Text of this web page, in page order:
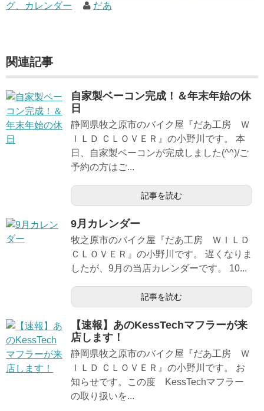
グ、カレンダー
だあ
関連記事
自家製ベーコン完成！＆年末年始の休
日
静岡県牧之原市のバイク屋『だあ工房 Ｗ
ＩＬＤ ＣＬＯＶＥＲ』の小野川です。 本
日、自家製ベーコンが完成しました(^^)/ご
予約の方はご...
記事を読む
9月カレンダー
牧之原市のバイク屋『だあ工房 ＷＩＬＤ
ＣＬＯＶＥＲ』の小野川です。 遅くなりま
したが、9月の当店カレンダーです。 10...
記事を読む
【速報】あのKessTechマフラーが来
店します！
静岡県牧之原市のバイク屋『だあ工房 Ｗ
ＩＬＤ ＣＬＯＶＥＲ』の小野川です。 お
知らせです。この度 KessTechマフラー
の取り扱いを...